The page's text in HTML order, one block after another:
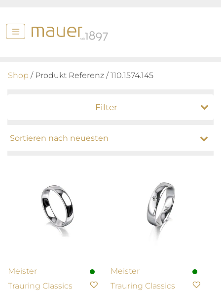
Shop / Produkt Referenz / 110.1574.145
Filter
Meister
Trauring Classics
Meister
Trauring Classics